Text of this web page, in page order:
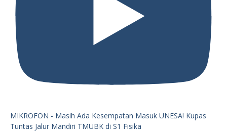
MIKROFON - Masih Ada Kesempatan Masuk UNESA! Kupas
Tuntas Jalur Mandiri TMUBK di S1 Fisika